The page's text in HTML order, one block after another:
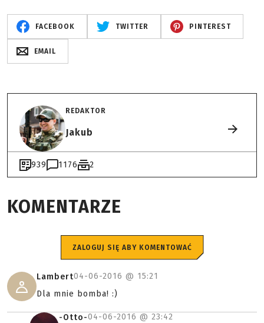
FACEBOOK TWITTER PINTEREST
EMAIL
REDAKTOR
Jakub
939 1176 2
KOMENTARZE
ZALOGUJ SIĘ ABY KOMENTOWAĆ
Lambert04-06-2016 @ 15:21
Dla mnie bomba! :)
-Otto-04-06-2016 @ 23:42